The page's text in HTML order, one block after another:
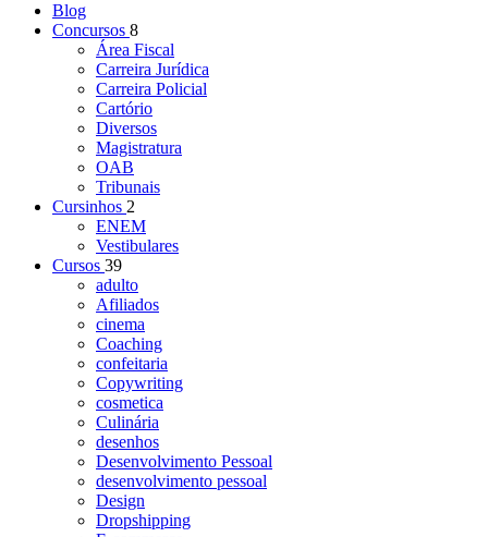
Blog
Concursos 8
Área Fiscal
Carreira Jurídica
Carreira Policial
Cartório
Diversos
Magistratura
OAB
Tribunais
Cursinhos 2
ENEM
Vestibulares
Cursos 39
adulto
Afiliados
cinema
Coaching
confeitaria
Copywriting
cosmetica
Culinária
desenhos
Desenvolvimento Pessoal
desenvolvimento pessoal
Design
Dropshipping